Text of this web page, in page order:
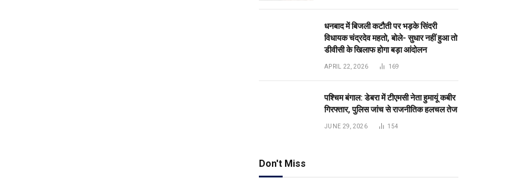
धनबाद में बिजली कटौती पर भड़के सिंदरी
विधायक चंद्रदेव महतो, बोले- सुधार नहीं हुआ तो
डीवीसी के खिलाफ होगा बड़ा आंदोलन
APRIL 22, 2026 169
पश्चिम बंगाल: डेबरा में टीएमसी नेता हुमायूं कबीर
गिरफ्तार, पुलिस जांच से राजनीतिक हलचल तेज
JUNE 29, 2026 154
Don't Miss